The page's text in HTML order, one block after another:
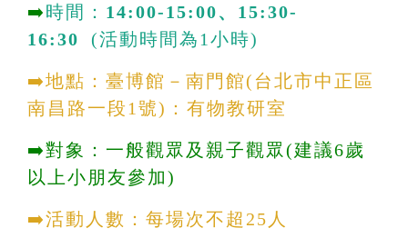
➡️時間： 14:00-15:00、15:30-
16:30
(活動時間為1小時)
➡️地點：臺博館－南門館(台北市中正區
南昌路一段1號)：有物教研室
➡️對象：一般觀眾及親子觀眾(建議6歲
以上小朋友參加)
➡️活動人數：每場次不超25人